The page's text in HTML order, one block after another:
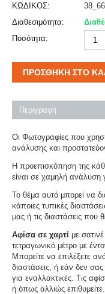
ΚΩΔΙΚΟΣ:
Διαθεσιμότητα:
Ποσότητα:
ΠΡΟΣΘΉΚΗ ΣΤΟ
Περιγραφή
Οι Φωτογραφίες που
ανάλυσης και
Η προεπισκόπηση της
είναι σε χαμηλή ανάλυση
Το θέμα αυτό μπορεί να
κάποιες τυπικές
μας ή τις διαστάσεις που
Αφίσα σε χαρτί με
τετραγωνικό μέτρο με
Μπορείτε να επιλέξετε
διαστάσεις, ή εάν δεν
για εναλλακτικές. Τις
ή όπως αλλιώς επιθυμείτε.